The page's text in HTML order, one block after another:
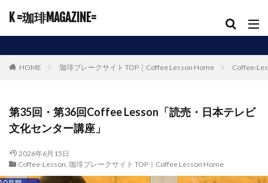
K =珈琲MAGAZINE=
HOME 珈琲ブレークサイト TOP｜Coffee Lesson Home Coffee-
第35回・第36回Coffee Lesson「読売・日本テレビ
文化センター講座」
2026年6月15日
Coffee-Lesson, 珈琲ブレークサイト TOP｜Coffee Lesson Home